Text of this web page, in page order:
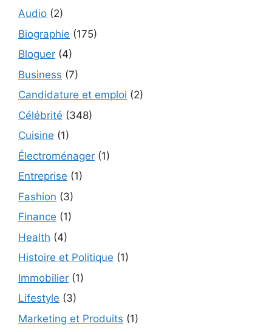
Audio (2)
Biographie (175)
Bloguer (4)
Business (7)
Candidature et emploi (2)
Célébrité (348)
Cuisine (1)
Électroménager (1)
Entreprise (1)
Fashion (3)
Finance (1)
Health (4)
Histoire et Politique (1)
Immobilier (1)
Lifestyle (3)
Marketing et Produits (1)